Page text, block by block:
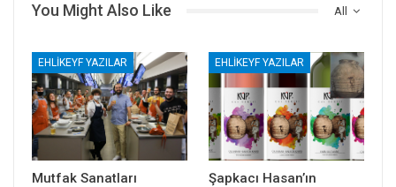
All
You Might Also Like
EHLIKEYF YAZILAR
Mutfak Sanatları
EHLIKEYF YAZILAR
Şapkacı Hasan’ın